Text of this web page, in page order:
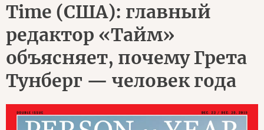
Time (США): главный
редактор «Тайм»
объясняет, почему Грета
Тунберг — человек года